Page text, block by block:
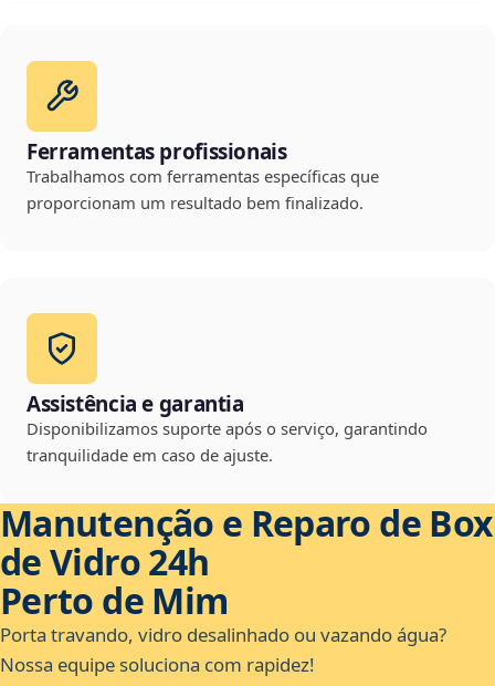
Ferramentas profissionais
Trabalhamos com ferramentas específicas que
proporcionam um resultado bem finalizado.
Assistência e garantia
Disponibilizamos suporte após o serviço, garantindo
tranquilidade em caso de ajuste.
Manutenção e Reparo de Box
de Vidro 24h
Perto de Mim
Porta travando, vidro desalinhado ou vazando água?
Nossa equipe soluciona com rapidez!